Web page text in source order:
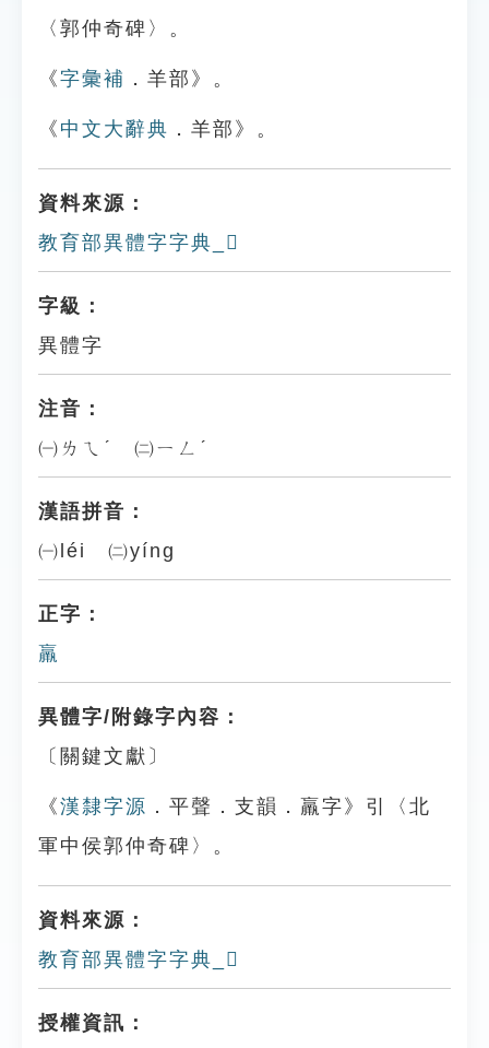
〈郭仲奇碑〉。
《字彙補 ．羊部》。
《 中文大辭典 ．羊部》。
資料來源：
教育部異體字字典_𦏝
字級：
異體字
注音：
㈠ㄌㄟˊ ㈡ㄧㄥˊ
漢語拼音：
㈠léi ㈡yíng
正字：
羸
異體字/附錄字內容：
〔關鍵文獻〕
《漢隸字源 ．平聲．支韻．羸字》引〈北
軍中侯郭仲奇碑〉。
資料來源：
教育部異體字字典_𦏝
授權資訊：